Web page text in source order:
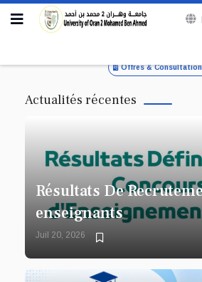
Offres &
Actualités récentes
Résultats De
enseignants
Juil 20, 2026